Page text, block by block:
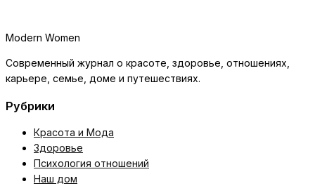
Modern Women
Современный журнал о красоте, здоровье, отношениях,
карьере, семье, доме и путешествиях.
Рубрики
Красота и Мода
Здоровье
Психология отношений
Наш дом